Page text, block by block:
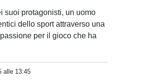
suoi protagonisti, un uomo
dello sport attraverso una
per il gioco che ha
alle 13:45